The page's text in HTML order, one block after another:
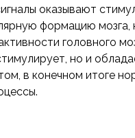
оказывают
формацию мозга,
головного
но и
в конечном итоге